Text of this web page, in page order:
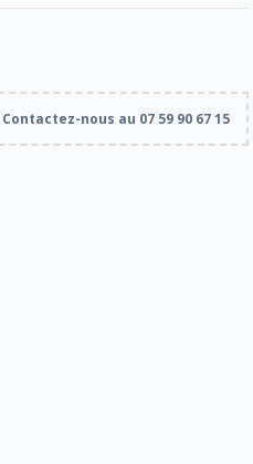
Contactez-nous au 07 59 90 67 15